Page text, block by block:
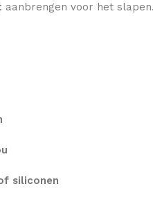
aanbrengen voor het slapen.
siliconen